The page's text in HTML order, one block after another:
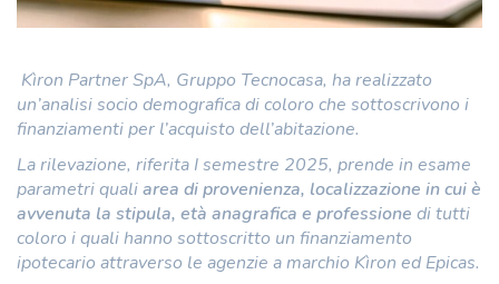
Kìron Partner SpA, Gruppo Tecnocasa, ha realizzato
un’analisi socio demografica di coloro che sottoscrivono i
finanziamenti per l’acquisto dell’abitazione.
La rilevazione, riferita I semestre 2025, prende in esame
parametri qualiarea di provenienza, localizzazione in cui è
avvenuta la stipula, età anagrafica e professione di tutti
coloro i quali hanno sottoscritto un finanziamento
ipotecario attraverso le agenzie a marchio Kìron ed Epicas.